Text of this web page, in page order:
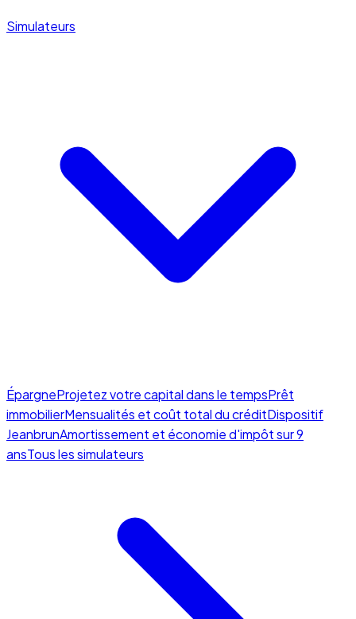
Simulateurs
ÉpargneProjetez votre capital dans le tempsPrêt
immobilierMensualités et coût total du créditDispositif
JeanbrunAmortissement et économie d'impôt sur 9
ansTous les simulateurs